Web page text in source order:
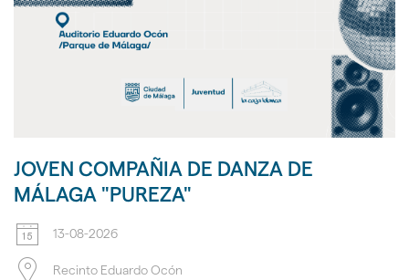
JOVEN COMPAÑIA DE DANZA DE
MÁLAGA "PUREZA"
13-08-2026
Recinto Eduardo Ocón